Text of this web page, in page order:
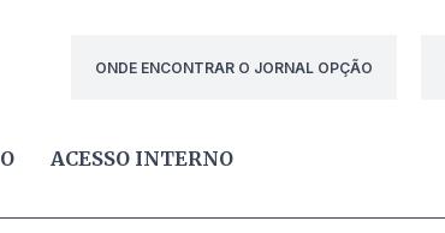
ONDE ENCONTRAR O JORNAL OPÇÃO
ACESSO INTERNO